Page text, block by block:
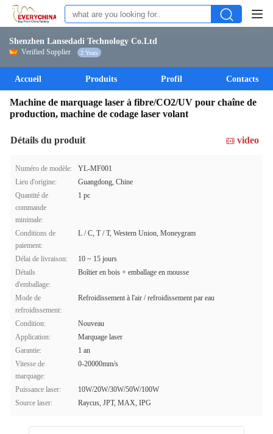
Shenzhen Lansedadi Technology Co.Ltd
Verified Supplier 2 Years
Accueil Produits Profil Contacts
Machine de marquage laser à fibre/CO2/UV pour chaîne de
production, machine de codage laser volant
Détails du produit video
Numéro de modèle:
YL-MF001
Lieu d'origine:
Guangdong, Chine
Quantité de
commande
minimale:
1 pc
Conditions de
paiement:
L / C, T / T, Western Union, Moneygram
Délai de livraison:
10 ~ 15 jours
Détails
d'emballage:
Boîtier en bois + emballage en mousse
Mode de
refroidissement:
Refroidissement à l'air / refroidissement par eau
Condition:
Nouveau
Application:
Marquage laser
Garantie:
1 an
Vitesse de
marquage:
0-20000mm/s
Puissance laser:
10W/20W/30W/50W/100W
Source laser:
Raycus, JPT, MAX, IPG